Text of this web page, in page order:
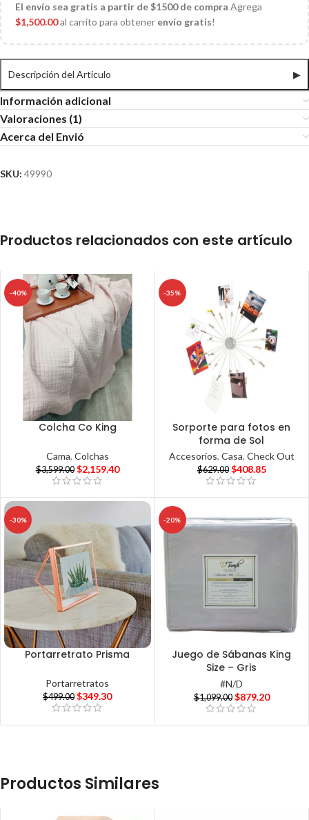
El envío sea gratis a partir de $1500 de compra Agrega
$1,500.00al carrito para obtener envío gratis!
Descripción del Articulo ▶
Información adicional
Valoraciones (1)
Acerca del Envió
SKU: 49990
Productos relacionados con este artículo
-40%
Colcha Co King
Cama, Colchas
$3,599.00 $2,159.40
-35%
Sorporte para fotos en
forma de Sol
Accesorios, Casa, Check Out
$629.00 $408.85
-30%
Portarretrato Prisma
Portarretratos
$499.00 $349.30
-20%
Juego de Sábanas King
Size – Gris
#N/D
$1,099.00 $879.20
Productos Similares